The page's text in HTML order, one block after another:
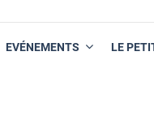
EVÉNEMENTS LE